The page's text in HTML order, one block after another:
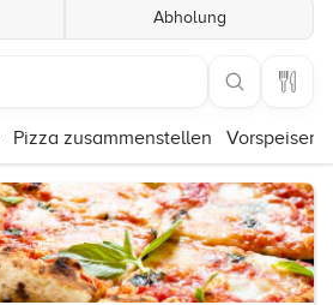
Abholung
Pizza zusammenstellen Vorspeisen